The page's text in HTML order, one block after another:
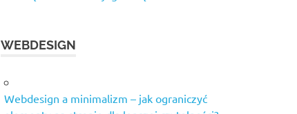
WEBDESIGN
Webdesign a minimalizm – jak ograniczyć